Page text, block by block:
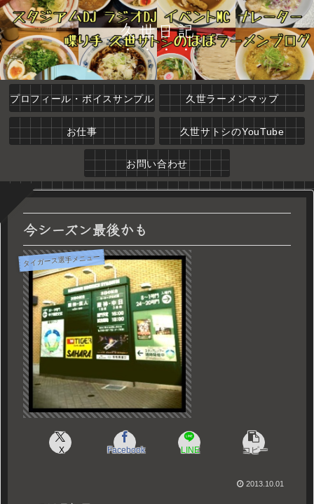
久世日記
プロフィール・ボイスサンプル 久世ラーメンマップ
お仕事 久世サトシのYouTube
お問い合わせ
今シーズン最後かも
タイガース選手メニュー
X Facebook LINE コピー
2013.10.01